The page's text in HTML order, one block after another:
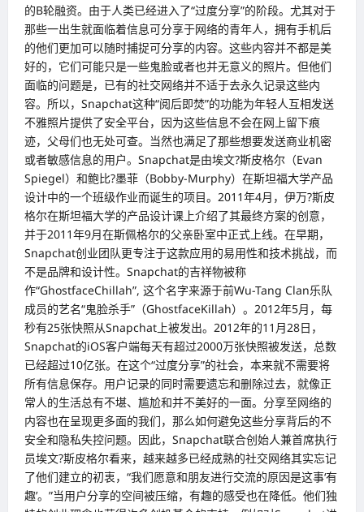
的B轮融资。由于人类已经进入了“过度分享”的阶段。尤其对于
那些一出生就面临着信息可分享于网络的青年人，拥有手机后
的他们更加可以随时捕捉可分享的内容。这些内容并不都是美
好的，它们可能只是一些鬼脸或者也并无意义的照片。但他们
面临的问题是，已有的社交网络并不适于去永久记录这些内
容。所以，Snapchat这种“阅后即焚”的功能为年轻人互相发送
不雅照片提供了安全平台，因为这些信息不会在网上留下痕
迹，父母们也无处可查。当然也满足了那些想要发送商业机密
或者敏感信息的用户。Snapchat是由埃文?斯皮格尔（Evan
Spiegel）和鲍比?墨菲（Bobby-Murphy）在斯坦福大学产品
设计中的一个班级作业而诞生的项目。2011年4月，伊万?斯皮
格尔在斯坦福大学的产品设计课上介绍了其最终方案的创意，
并于2011年9月在斯佩格尔的父亲卧室中正式上线。在早期，
Snapchat创业团队更专注于这款应用的易用性和技术挑战，而
不是品牌和设计性。Snapchat的吉祥物被称
作“GhostfaceChillah”, 这个名字来源于前Wu-Tang Clan乐队
成员的艺名“鬼脸杀手”（GhostfaceKillah）。2012年5月，每
秒有25张快照从Snapchat上被发出。2012年的11月28日，
Snapchat的iOS客户端每天有超过2000万张快照被发送，总数
已经超过10亿张。在这个“过度分享”的社会，本来就不需要将
所有信息保存。用户记录的同时需要遗忘和删除过去，就像正
常人的生活总有不堪、尴尬和并不美好的一面。分享至网络的
内容也在呈现更多面的我们，那么如何避免这些分享背后的不
安全和隐私失控问题。因此，Snapchat联合创始人兼首席执行
员埃文?斯皮格尔看来，越来越多已经成熟的社交网络其实忘记
了他们建立的初衷，“我们愿意和朋友进行交流的原因是这事‘有
趣’。”当用户分享的空间被压缩，有趣的感受也在降低。他们独